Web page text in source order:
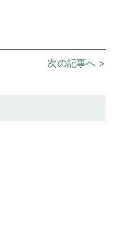
次の記事へ >